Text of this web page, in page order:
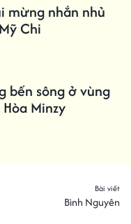
mừng nhắn nhủ
Chi
bến sông ở vùng
Minzy
Bài viết
Bình Nguyên